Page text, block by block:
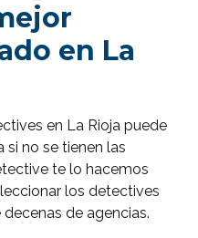
en La
en La Rioja puede
si no se tienen las
te lo hacemos
los detectives
de agencias.